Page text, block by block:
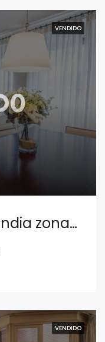
VENDIDO
Ático Dúplex en Gandia zona Beniopa
VENDIDO